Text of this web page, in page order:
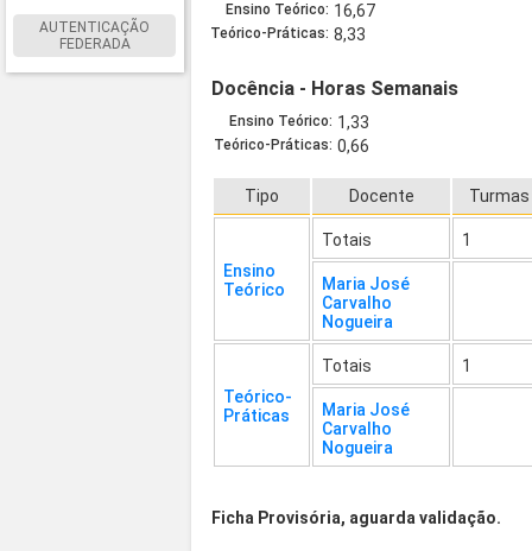
AUTENTICAÇÃO
FEDERADA
Ensino Teórico: 16,67
Teórico-Práticas: 8,33
Docência - Horas Semanais
Ensino Teórico: 1,33
Teórico-Práticas: 0,66
Tipo Docente Turmas
Ensino
Teórico
Totais 1
Maria José
Carvalho
Nogueira
Teórico-
Práticas
Totais 1
Maria José
Carvalho
Nogueira
Ficha Provisória, aguarda validação.